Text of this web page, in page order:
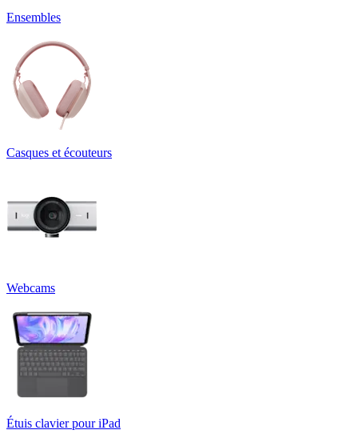
Ensembles
Casques et écouteurs
Webcams
Étuis clavier pour iPad